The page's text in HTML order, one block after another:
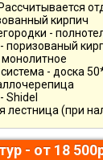
кирпич
-
поризованый
- доска
Shidel
(при
- от 18